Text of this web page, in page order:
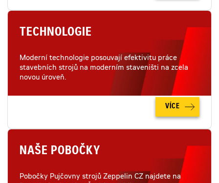
TECHNOLOGIE
Moderní technologie posouvají efektivitu práce
stavebních strojů na moderním staveništi na zcela
novou úroveň.
VÍCE
NAŠE POBOČKY
Pobočky Pujčovny strojů Zeppelin CZ najdete na